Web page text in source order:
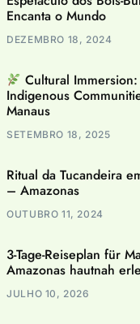
Encanta o Mundo
DEZEMBRO 18, 2024
Cultural
Indigenous
Manaus
SETEMBRO 18, 2025
Ritual da Tucandeira
– Amazonas
OUTUBRO 11, 2024
3-Tage-Reiseplan für
Amazonas hautnah
JULHO 10, 2026